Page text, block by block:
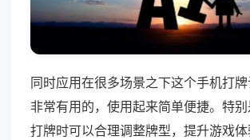
同时应用在很多场景之下这个手机打
非常有用的，使用起来简单便捷。特
打牌时可以合理调整牌型，提升游戏